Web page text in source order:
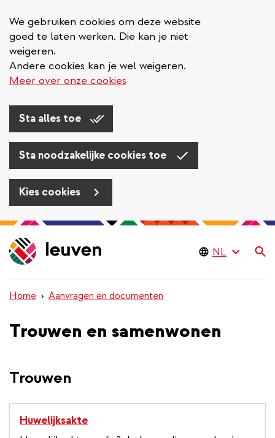
We gebruiken cookies om deze website
goed te laten werken. Die kan je niet
weigeren.
Andere cookies kan je wel weigeren.
Meer over onze cookies
Sta alles toe
Sta noodzakelijke cookies toe
Kies cookies
Overslaan
en
naar
inhoud
gaan
Home Aanvragen en documenten
Trouwen en samenwonen
Trouwen
Huwelijksakte